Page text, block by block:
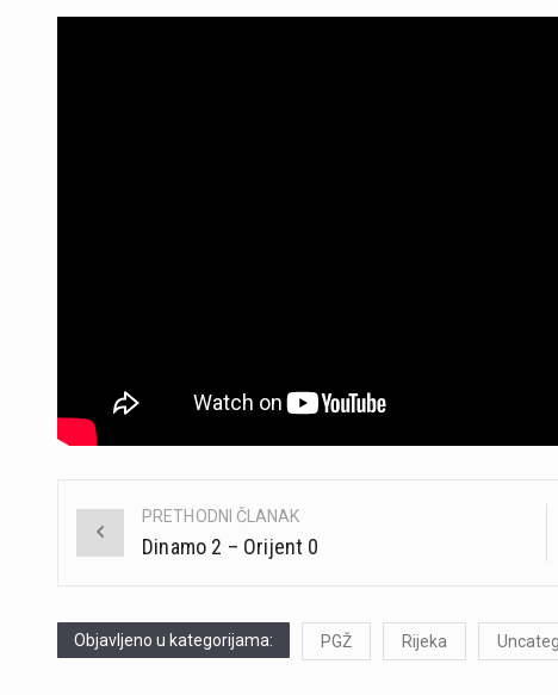
Post
PRETHODNI ČLANAK
Dinamo 2 – Orijent 0
Objavljeno u kategorijama: PGŽ Rijeka